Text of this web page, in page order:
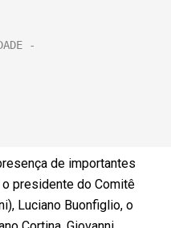
de importantes
presidente do Comitê
Luciano Buonfiglio, o